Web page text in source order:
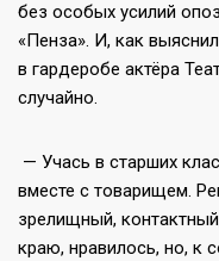
без особых усилий
«Пенза». И, как
в гардеробе актёра
случайно.
— Учась в старших
вместе с товарищем.
зрелищный,
краю, нравилось, но, к